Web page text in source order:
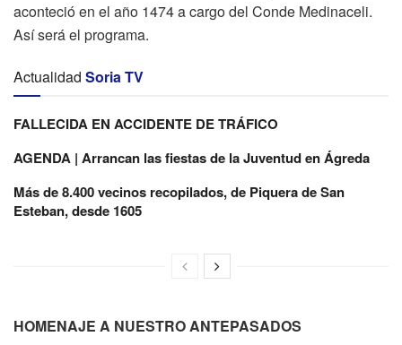
aconteció en el año 1474 a cargo del Conde Medinaceli.
Así será el programa.
Actualidad Soria TV
FALLECIDA EN ACCIDENTE DE TRÁFICO
AGENDA | Arrancan las fiestas de la Juventud en Ágreda
Más de 8.400 vecinos recopilados, de Piquera de San
Esteban, desde 1605
HOMENAJE A NUESTRO ANTEPASADOS